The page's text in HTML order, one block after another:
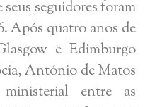
seguidores foram
Após quatro anos de
e Edimburgo
António de Matos
entre as